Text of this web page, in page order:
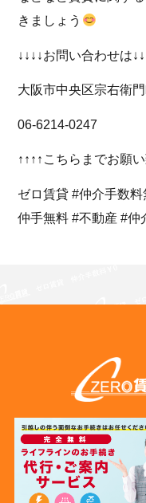
きましょう
↓↓↓↓お問い合わせは
大阪市中央区宗右衛
06-6214-0247
↑↑↑↑こちらまでお願
ゼロ賃貸 #仲介手数
仲手無料 #不動産 #仲